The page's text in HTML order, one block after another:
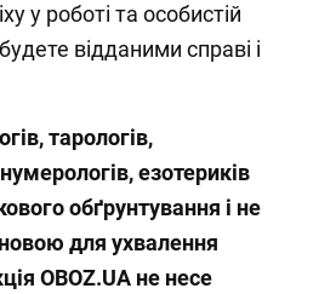
у роботі та особистій
відданими справі і
тарологів,
езотериків
обґрунтування і не
для ухвалення
OBOZ.UA не несе